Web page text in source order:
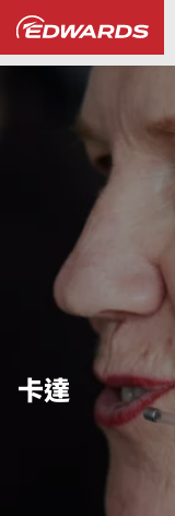
...
卡達